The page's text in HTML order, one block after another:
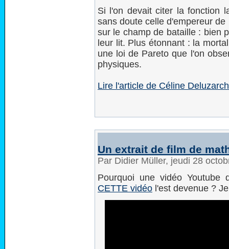
Si l'on devait citer la fonction
sans doute celle d'empereur
sur le champ de bataille : bien
leur lit. Plus étonnant : la
une loi de Pareto que l'on
physiques.
Lire l'article de Céline
Un extrait de film de
Par Didier Müller, jeudi 28
Pourquoi une vidéo Youtube
CETTE vidéo l'est devenue ?